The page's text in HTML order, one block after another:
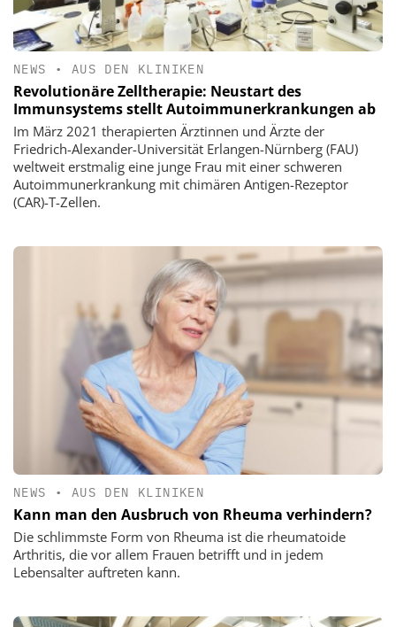
NEWS • AUS DEN KLINIKEN
Revolutionäre Zelltherapie: Neustart des
Immunsystems stellt Autoimmunerkrankungen ab
Im März 2021 therapierten Ärztinnen und Ärzte der
Friedrich-Alexander-Universität Erlangen-Nürnberg (FAU)
weltweit erstmalig eine junge Frau mit einer schweren
Autoimmunerkrankung mit chimären Antigen-Rezeptor
(CAR)-T-Zellen.
NEWS • AUS DEN KLINIKEN
Kann man den Ausbruch von Rheuma verhindern?
Die schlimmste Form von Rheuma ist die rheumatoide
Arthritis, die vor allem Frauen betrifft und in jedem
Lebensalter auftreten kann.